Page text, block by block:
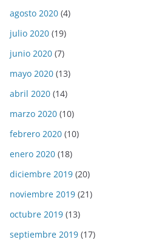
agosto 2020 (4)
julio 2020 (19)
junio 2020 (7)
mayo 2020 (13)
abril 2020 (14)
marzo 2020 (10)
febrero 2020 (10)
enero 2020 (18)
diciembre 2019 (20)
noviembre 2019 (21)
octubre 2019 (13)
septiembre 2019 (17)